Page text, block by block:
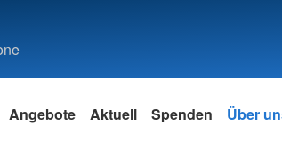
Angebote Aktuell Spenden Über